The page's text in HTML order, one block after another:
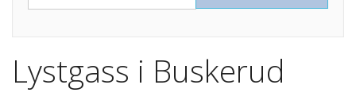
Lystgass i Buskerud